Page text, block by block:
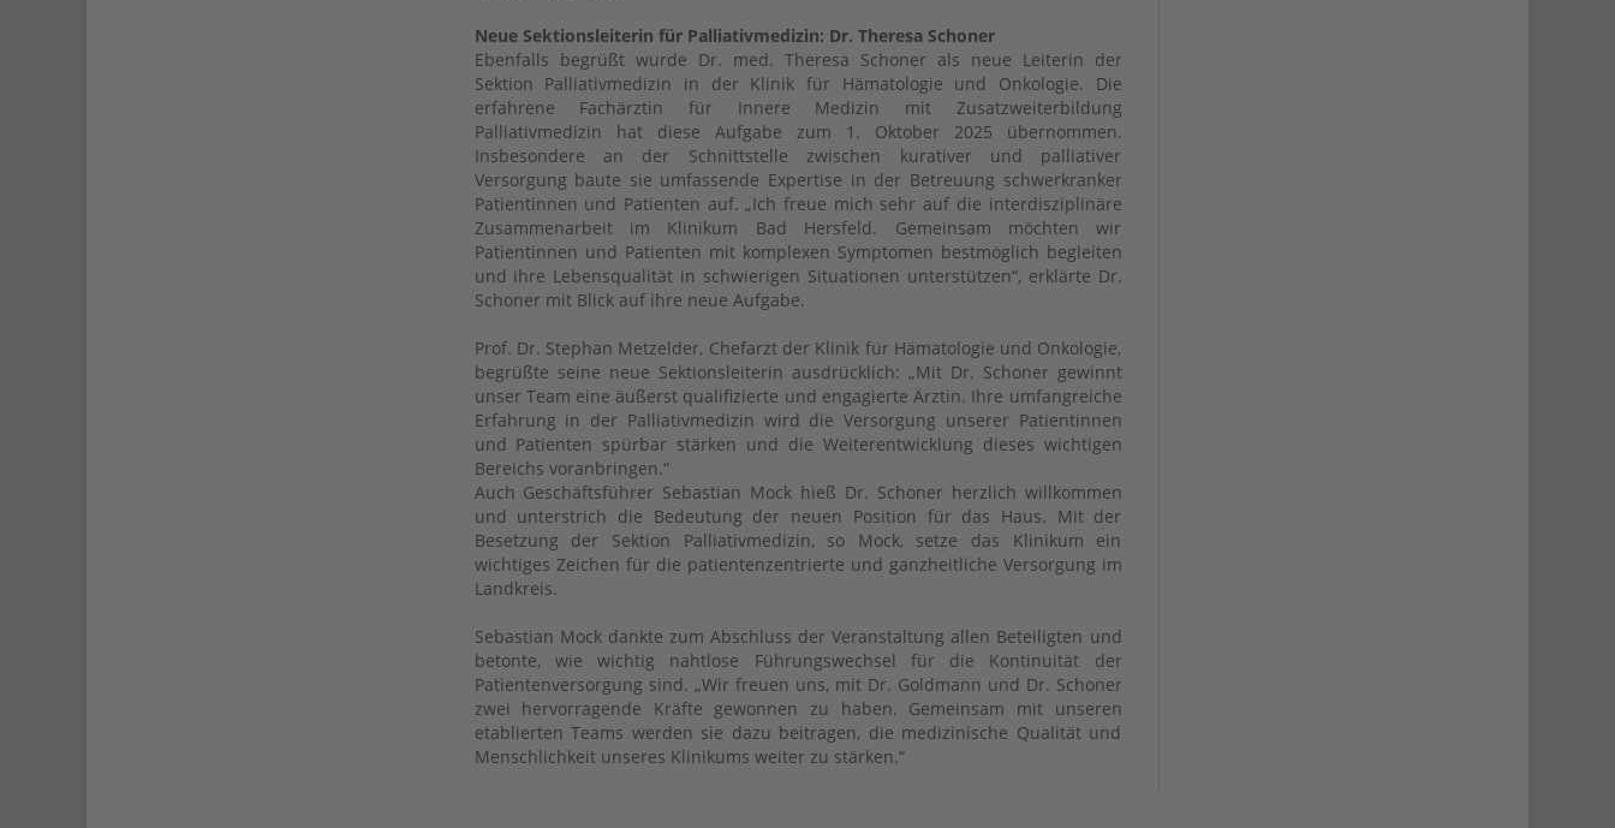
Neue Sektionsleiterin für Palliativmedizin: Dr. Theresa Schoner
Ebenfalls begrüßt wurde Dr. med. Theresa Schoner als neue Leiterin der
Sektion Palliativmedizin in der Klinik für Hämatologie und Onkologie. Die
erfahrene Fachärztin für Innere Medizin mit Zusatzweiterbildung
Palliativmedizin hat diese Aufgabe zum 1. Oktober 2025 übernommen.
Insbesondere an der Schnittstelle zwischen kurativer und palliativer
Versorgung baute sie umfassende Expertise in der Betreuung schwerkranker
Patientinnen und Patienten auf. „Ich freue mich sehr auf die interdisziplinäre
Zusammenarbeit im Klinikum Bad Hersfeld. Gemeinsam möchten wir
Patientinnen und Patienten mit komplexen Symptomen bestmöglich begleiten
und ihre Lebensqualität in schwierigen Situationen unterstützen“, erklärte Dr.
Schoner mit Blick auf ihre neue Aufgabe.
Prof. Dr. Stephan Metzelder, Chefarzt der Klinik für Hämatologie und Onkologie,
begrüßte seine neue Sektionsleiterin ausdrücklich: „Mit Dr. Schoner gewinnt
unser Team eine äußerst qualifizierte und engagierte Ärztin. Ihre umfangreiche
Erfahrung in der Palliativmedizin wird die Versorgung unserer Patientinnen
und Patienten spürbar stärken und die Weiterentwicklung dieses wichtigen
Bereichs voranbringen.“
Auch Geschäftsführer Sebastian Mock hieß Dr. Schoner herzlich willkommen
und unterstrich die Bedeutung der neuen Position für das Haus. Mit der
Besetzung der Sektion Palliativmedizin, so Mock, setze das Klinikum ein
wichtiges Zeichen für die patientenzentrierte und ganzheitliche Versorgung im
Landkreis.
Sebastian Mock dankte zum Abschluss der Veranstaltung allen Beteiligten und
betonte, wie wichtig nahtlose Führungswechsel für die Kontinuität der
Patientenversorgung sind. „Wir freuen uns, mit Dr. Goldmann und Dr. Schoner
zwei hervorragende Kräfte gewonnen zu haben. Gemeinsam mit unseren
etablierten Teams werden sie dazu beitragen, die medizinische Qualität und
Menschlichkeit unseres Klinikums weiter zu stärken.“